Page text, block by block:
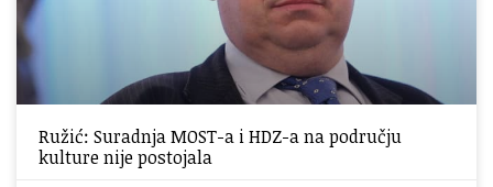
Ružić: Suradnja MOST-a i HDZ-a na području
kulture nije postojala